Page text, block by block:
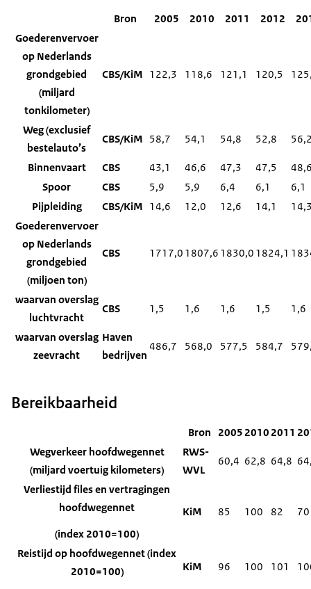
Bron 2005 2010 2011 2012
Goederenvervoer
op Nederlands
grondgebied
(miljard
tonkilometer)
CBS/KiM 122,3 118,6 121,1 120,5
Weg (exclusief
bestelauto’s
CBS/KiM 58,7 54,1 54,8 52,8
Binnenvaart CBS 43,1 46,6 47,3 47,5
Spoor
CBS 5,9 5,9 6,4 6,1
6,1
Pijpleiding
CBS/KiM 14,6 12,0 12,6 14,1
Goederenvervoer
op Nederlands
grondgebied
(miljoen ton)
CBS 1717,0 1807,6 1830,0 1824,1
waarvan overslag
luchtvracht
CBS 1,5 1,6 1,6 1,5 1,6
waarvan overslag
zeevracht
Haven
bedrijven
486,7 568,0 577,5 584,7
Bereikbaarheid
Bron 2005 2010 2011
Wegverkeer hoofdwegennet
(miljard voertuig kilometers)
RWS-
WVL
60,4 62,8 64,8
Verliestijd files en vertragingen
hoofdwegennet
(index 2010=100)
KiM 85 100 82 70
Reistijd op hoofdwegennet (index
2010=100)
KiM 96 100 101